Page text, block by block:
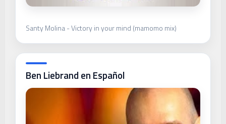
Santy Molina - Victory in your mind (mamomo mix)
Ben Liebrand en Español